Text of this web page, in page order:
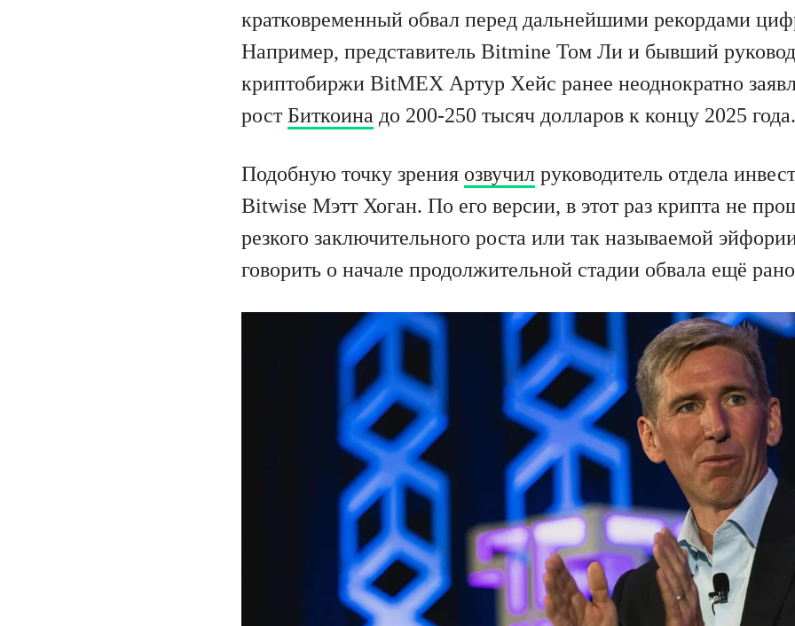
кратковременный обвал перед дальнейшими рекордами
Например, представитель Bitmine Том Ли и бывший
криптобиржи BitMEX Артур Хейс ранее неоднократно
рост Биткоина до 200-250 тысяч долларов к концу 2025 года.
Подобную точку зрения озвучил руководитель отдела
Bitwise Мэтт Хоган. По его версии, в этот раз крипта не
резкого заключительного роста или так называемой
говорить о начале продолжительной стадии обвала ещё